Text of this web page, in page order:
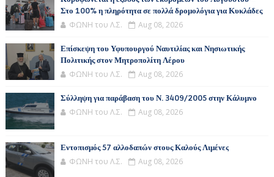
Στο 100% η πληρότητα σε πολλά δρομολόγια για Κυκλάδες
ΦΩΝΗ του Λ.Σ. Aug 08, 2026
Επίσκεψη του Υφυπουργού Ναυτιλίας και Νησιωτικής
Πολιτικής στον Μητροπολίτη Λέρου
ΦΩΝΗ του Λ.Σ. Aug 08, 2026
Σύλληψη για παράβαση του Ν. 3409/2005 στην Κάλυμνο
ΦΩΝΗ του Λ.Σ. Aug 08, 2026
Εντοπισμός 57 αλλοδαπών στους Καλούς Λιμένες
ΦΩΝΗ του Λ.Σ. Aug 08, 2026